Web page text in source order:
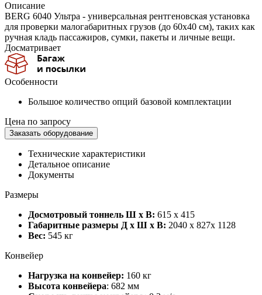
Описание
BERG 6040 Ультра - универсальная рентгеновская установка
для проверки малогабаритных грузов (до 60х40 см), таких как
ручная кладь пассажиров, сумки, пакеты и личные вещи.
Досматривает
Особенности
Большое количество опций базовой комплектации
Цена по запросу
Заказать оборудование
Технические характеристики
Детальное описание
Документы
Размеры
Досмотровый тоннель Ш х В: 615 х 415
Габаритные размеры Д х Ш х В: 2040 x 827x 1128
Вес: 545 кг
Конвейер
Нагрузка на конвейер: 160 кг
Высота конвейера: 682 мм